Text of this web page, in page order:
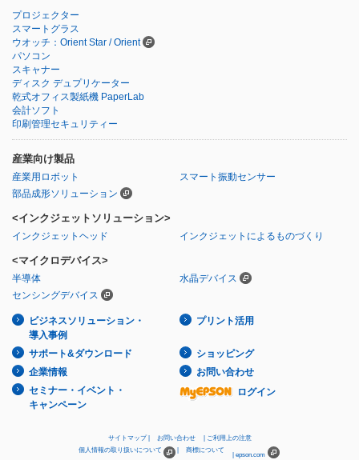
プロジェクター
スマートグラス
ウオッチ：Orient Star / Orient
パソコン
スキャナー
ディスク デュプリケーター
乾式オフィス製紙機 PaperLab
会計ソフト
印刷管理セキュリティー
産業向け製品
産業用ロボット
スマート振動センサー
部品成形ソリューション
<インクジェットソリューション>
インクジェットヘッド インクジェットによるものづくり
<マイクロデバイス>
半導体
水晶デバイス
センシングデバイス
ビジネスソリューション・
導入事例
プリント活用
サポート&ダウンロード
ショッピング
企業情報
お問い合わせ
セミナー・イベント・
キャンペーン
ログイン
サイトマップ お問い合わせ
ご利用上の注意
個人情報の取り扱いについて
商標について
epson.com